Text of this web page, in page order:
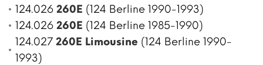
124.026 260E (124 Berline 1990-1993)
124.026 260E (124 Berline 1985-1990)
124.027 260E Limousine (124 Berline 1990-
1993)